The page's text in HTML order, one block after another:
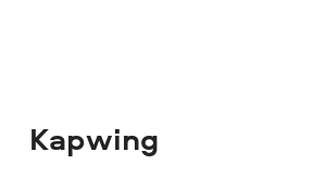
Kapwing